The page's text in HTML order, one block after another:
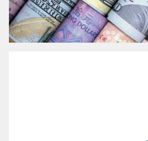
09304891085
شروع گفتگو
@Armteam_admin_103